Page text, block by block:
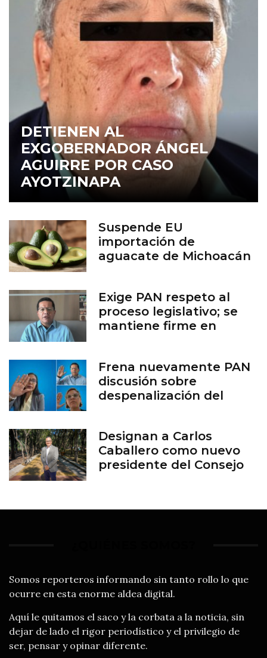
DETIENEN AL
EXGOBERNADOR ÁNGEL
AGUIRRE POR CASO
AYOTZINAPA
Suspende EU
importación de
aguacate de Michoacán
Exige PAN respeto al
proceso legislativo; se
mantiene firme en
Frena nuevamente PAN
discusión sobre
despenalización del
Designan a Carlos
Caballero como nuevo
presidente del Consejo
Somos reporteros informando sin tanto rollo lo que
ocurre en esta enorme aldea digital.
Aquí le quitamos el saco y la corbata a la noticia, sin
dejar de lado el rigor periodístico y el privilegio de
ser, pensar y opinar diferente.